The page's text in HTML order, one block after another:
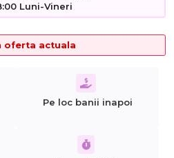
Luni-Vineri
oferta actuala
Pe loc banii inapoi